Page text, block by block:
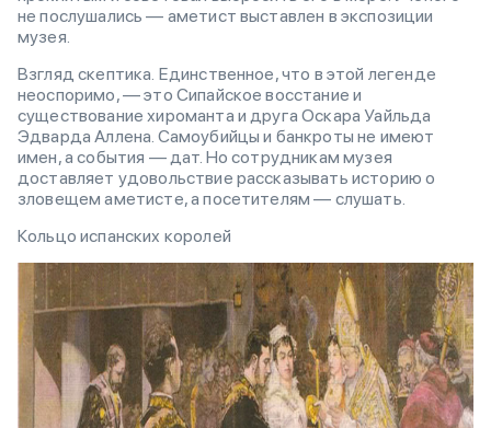
не послушались — аметист выставлен в экспозиции
музея.
Взгляд скептика. Единственное, что в этой легенде
неоспоримо, — это Сипайское восстание и
существование хироманта и друга Оскара Уайльда
Эдварда Аллена. Самоубийцы и банкроты не имеют
имен, а события — дат. Но сотрудникам музея
доставляет удовольствие рассказывать историю о
зловещем аметисте, а посетителям — слушать.
Кольцо испанских королей